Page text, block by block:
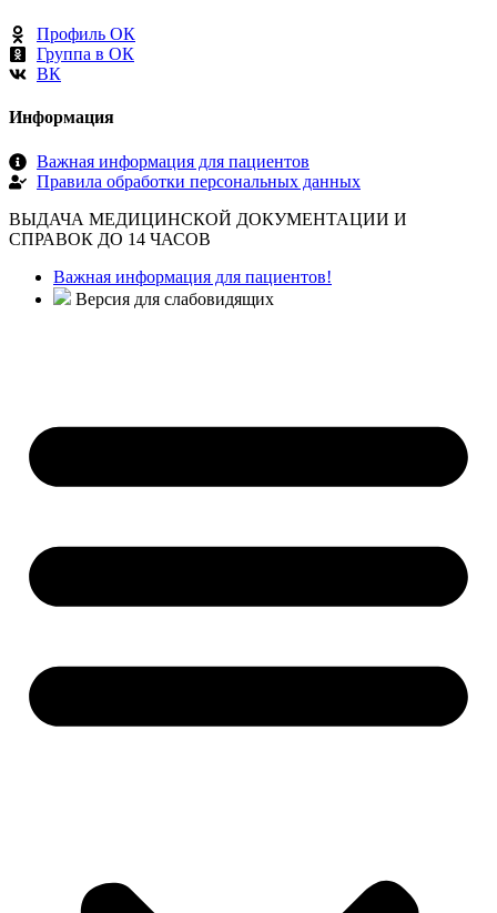
Профиль ОК
Группа в ОК
ВК
Информация
Важная информация для пациентов
Правила обработки персональных данных
ВЫДАЧА МЕДИЦИНСКОЙ ДОКУМЕНТАЦИИ И
СПРАВОК ДО 14 ЧАСОВ
Важная информация для пациентов!
Версия для слабовидящих